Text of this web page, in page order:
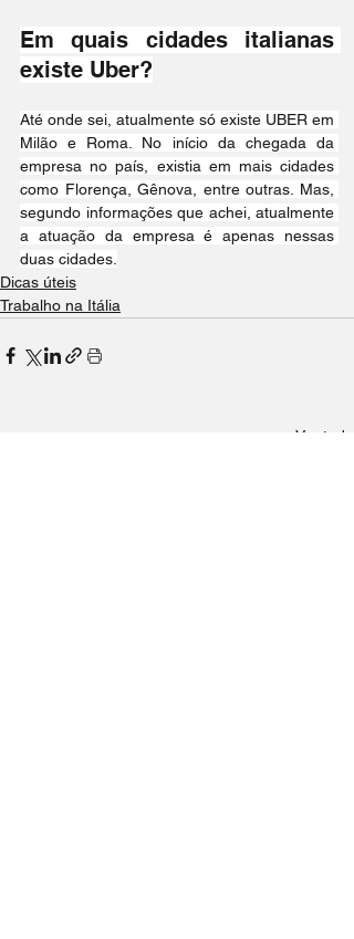
Em quais cidades italianas
existe Uber?
Até onde sei, atualmente só existe UBER em
Milão e Roma. No início da chegada da
empresa no país, existia em mais cidades
como Florença, Gênova, entre outras. Mas,
segundo informações que achei, atualmente
a atuação da empresa é apenas nessas
duas cidades.
Dicas úteis
Trabalho na Itália
Ver tudo